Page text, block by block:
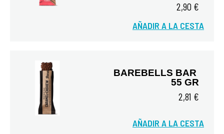
2,90 €
AÑADIR A LA CESTA
BAREBELLS BAR
55 GR
2,81 €
AÑADIR A LA CESTA